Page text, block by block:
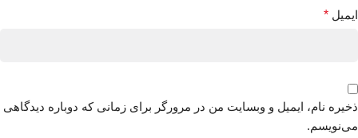
ایمیل *
ذخیره نام، ایمیل و وبسایت من در مرورگر برای زمانی که دوباره دیدگاهی
می‌نویسم.